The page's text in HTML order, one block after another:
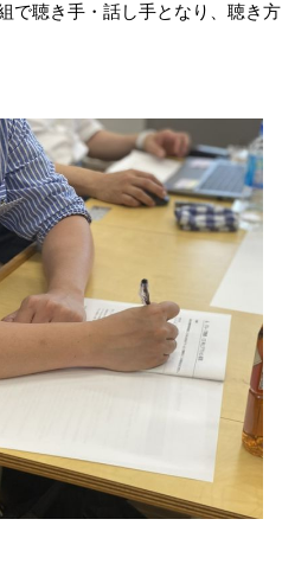
で聴き手・話し手となり、聴き方